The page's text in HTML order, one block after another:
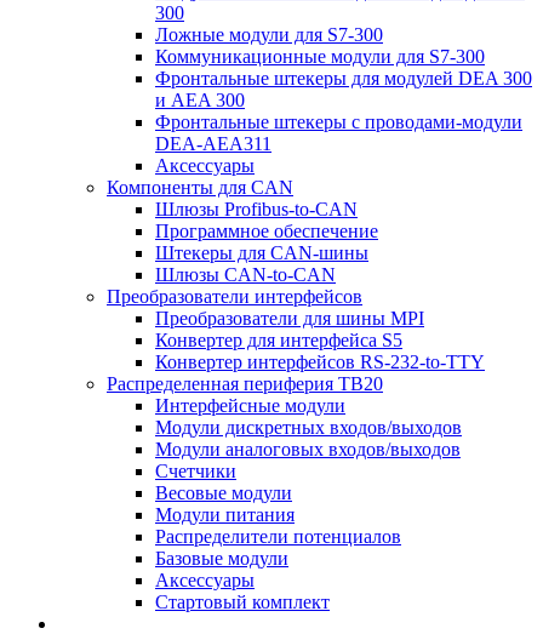
300
Ложные модули для S7-300
Коммуникационные модули для S7-300
Фронтальные штекеры для модулей DEA 300
и AEA 300
Фронтальные штекеры с проводами-модули
DEA-AEA311
Аксессуары
Компоненты для CAN
Шлюзы Profibus-to-CAN
Программное обеспечение
Штекеры для CAN-шины
Шлюзы CAN-to-CAN
Преобразователи интерфейсов
Преобразователи для шины MPI
Конвертер для интерфейса S5
Конвертер интерфейсов RS-232-to-TTY
Распределенная периферия TB20
Интерфейсные модули
Модули дискретных входов/выходов
Модули аналоговых входов/выходов
Счетчики
Весовые модули
Модули питания
Распределители потенциалов
Базовые модули
Аксесcуары
Стартовый комплект